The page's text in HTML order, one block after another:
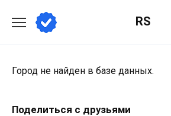
содержанию
RS
Город не найден в базе данных.
Поделиться с друзьями